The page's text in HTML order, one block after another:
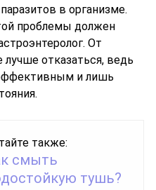
в организме.
проблемы должен
От
лучше отказаться, ведь
и лишь
также:
смыть
тушь?